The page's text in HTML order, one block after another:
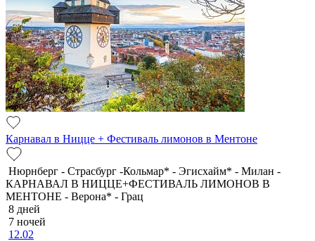
Карнавал в Ницце + Фестиваль лимонов в Ментоне
Нюрнберг - Страсбург -Кольмар* - Эгисхайм* - Милан -
КАРНАВАЛ В НИЦЦЕ+ФЕСТИВАЛЬ ЛИМОНОВ В
МЕНТОНЕ - Верона* - Грац
8 дней
7 ночей
12.02